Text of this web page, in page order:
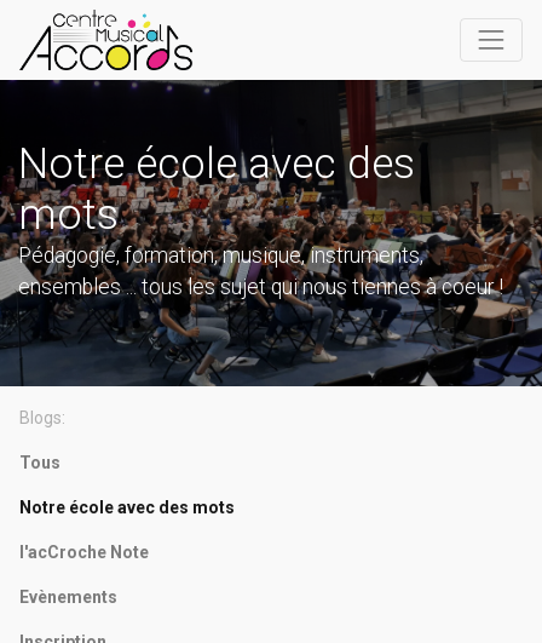
Notre école avec des
mots
Pédagogie, formation, musique, instruments,
ensembles ... tous les sujet qui nous tiennes à coeur !
Blogs:
Tous
Notre école avec des mots
l'acCroche Note
Evènements